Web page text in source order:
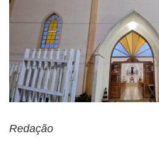
Redação